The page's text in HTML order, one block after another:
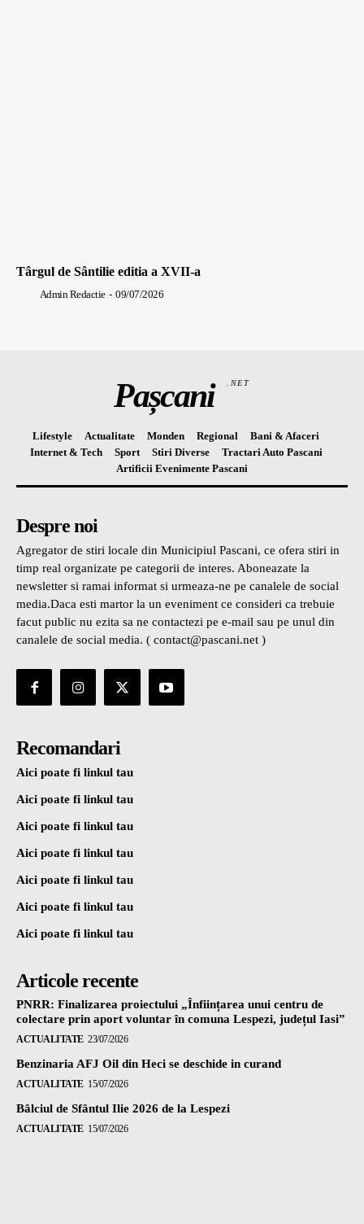
Târgul de Sântilie editia a XVII-a
Admin Redactie - 09/07/2026
Pașcani .NET
Lifestyle Actualitate Monden Regional
Bani & Afaceri
Internet & Tech
Sport Stiri Diverse
Tractari Auto Pascani
Artificii Evenimente Pascani
Despre noi
Agregator de stiri locale din Municipiul Pascani, ce ofera stiri in
timp real organizate pe categorii de interes. Aboneazate la
newsletter si ramai informat si urmeaza-ne pe canalele de social
media.Daca esti martor la un eveniment ce consideri ca trebuie
facut public nu ezita sa ne contactezi pe e-mail sau pe unul din
canalele de social media. ( contact@pascani.net )
Recomandari
Aici poate fi linkul tau
Aici poate fi linkul tau
Aici poate fi linkul tau
Aici poate fi linkul tau
Aici poate fi linkul tau
Aici poate fi linkul tau
Aici poate fi linkul tau
Articole recente
PNRR: Finalizarea proiectului „Înființarea unui centru de
colectare prin aport voluntar în comuna Lespezi, județul Iasi”
ACTUALITATE 23/07/2026
Benzinaria AFJ Oil din Heci se deschide in curand
ACTUALITATE 15/07/2026
Bâlciul de Sfântul Ilie 2026 de la Lespezi
ACTUALITATE 15/07/2026